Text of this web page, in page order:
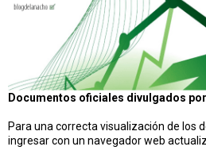
Documentos oficiales divulgados por
Para una correcta visualización de los
ingresar con un navegador web